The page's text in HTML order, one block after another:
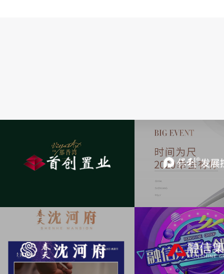
春天沈河府 科技住宅 活动H5 融信集团 融信地产